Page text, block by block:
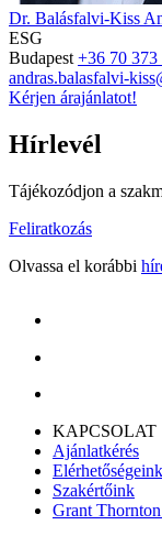
Dr. Balásfalvi-Kiss
ESG
Budapest +36 70 373
andras.balasfalvi-
Kérjen árajánlatot!
Hírlevél
Tájékozódjon a
Feliratkozás
Olvassa el korábbi
KAPCSOLAT
Ajánlatkérés
Elérhetőségeink
Szakértőink
Grant